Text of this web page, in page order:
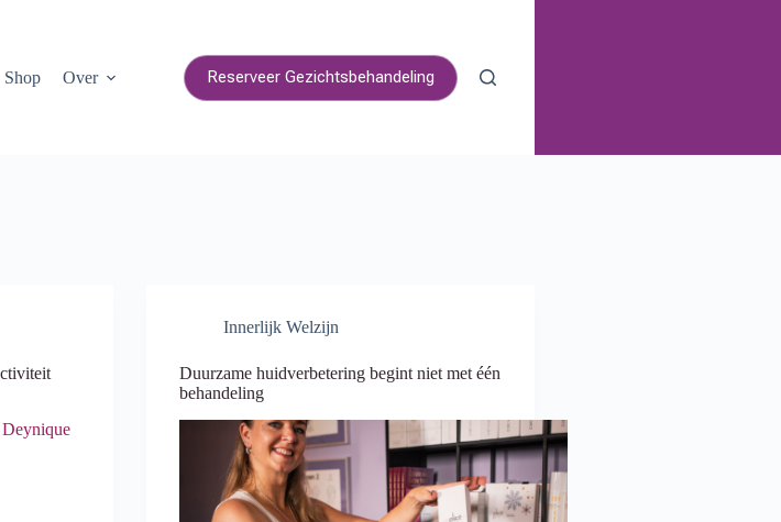
Shop Over Reserveer Gezichtsbehandeling
Innerlijk Welzijn
Duurzame huidverbetering begint niet met één
behandeling